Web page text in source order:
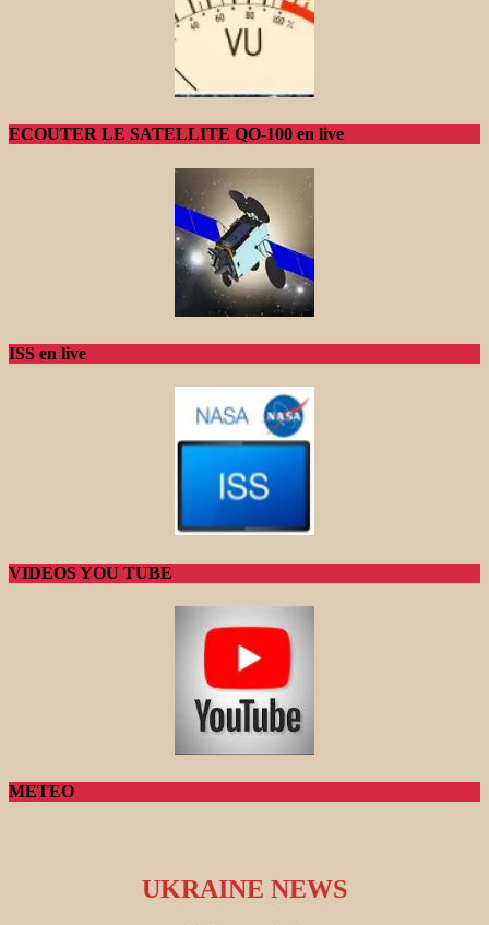
ECOUTER LE SATELLITE QO-100 en live
ISS en live
VIDEOS YOU TUBE
METEO
UKRAINE NEWS